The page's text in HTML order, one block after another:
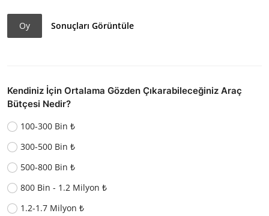
Oy Sonuçları Görüntüle
Kendiniz İçin Ortalama Gözden Çıkarabileceğiniz Araç
Bütçesi Nedir?
100-300 Bin ₺
300-500 Bin ₺
500-800 Bin ₺
800 Bin - 1.2 Milyon ₺
1.2-1.7 Milyon ₺